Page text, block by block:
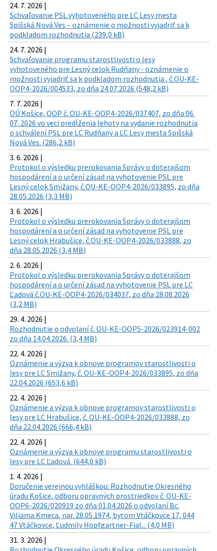
24. 7. 2026 |
Schvaľovanie PSL vyhotoveného pre LC Lesy mesta
Spišská Nová Ves – oznámenie o možnosti vyjadriť sa k
podkladom rozhodnutia (239,0 kB)
24. 7. 2026 |
Schvaľovanie programu starostlivosti o lesy
vyhotoveného pre Lesný celok Rudňany - oznámenie o
možnosti vyjadriť sa k podkladom rozhodnutia., č.OU-KE-
OOP4-2026/004533, zo dňa 24.07.2026 (548,2 kB)
7. 7. 2026 |
OÚ Košice, OOP č. OU-KE-OOP4-2026/037407, zo dňa 06.
07. 2026 vo veci predĺženia lehoty na vydanie rozhodnutia
o schválení PSL pre LC Rudňany a LC Lesy mesta Spišská
Nová Ves. (286,2 kB)
3. 6. 2026 |
Protokol o výsledku prerokovania Správy o doterajšom
hospodárení a o určení zásad na vyhotovenie PSL pre
Lesný celok Smižany, č.OU-KE-OOP4-2026/033895, zo dňa
28.05.2026 (3,3 MB)
3. 6. 2026 |
Protokol o výsledku prerokovania Správy o doterajšom
hospodárení a o určení zásad na vyhotovenie PSL pre
Lesný celok Hrabušice, č.OU-KE-OOP4-2026/033888, zo
dňa 28.05.2026 (3,4 MB)
2. 6. 2026 |
Protokol o výsledku prerokovania Správy o doterajšom
hospodárení a o určení zásad na vyhotovenie PSL pre LC
Ľadová č.OU-KE-OOP4-2026/034037, zo dňa 28.08.2026
(3,2 MB)
29. 4. 2026 |
Rozhodnutie o odvolaní č. OU-KE-OOP5-2026/023914-002
zo dňa 14.04.2026. (3,4 MB)
22. 4. 2026 |
Oznámenie a výzva k obnove programov starostlivosti o
lesy pre LC Smižany, č. OU-KE-OOP4-2026/033895, zo dňa
22.04.2026 (653,6 kB)
22. 4. 2026 |
Oznámenie a výzva k obnove programov starostlivosti o
lesy pre LC Hrabušice, č. OU-KE-OOP4-2026/033888, zo
dňa 22.04.2026 (666,4 kB)
22. 4. 2026 |
Oznámenie a výzva k obnove programu starostlivosti o
lesy pre LC Ľadová. (644,0 kB)
1. 4. 2026 |
Doručenie verejnou vyhláškou: Rozhodnutie Okresného
úradu Košice, odboru opravných prostriedkov č. OU-KE-
OOP6-2026/020919 zo dňa 01.04.2026 o odvolaní Bc.
Viliama Kmeca, nar. 28.05.1974, bytom Vtáčkovce 17, 044
47 Vtáčkovce, Ľudmily Hopfgartner-Fial... (4,0 MB)
31. 3. 2026 |